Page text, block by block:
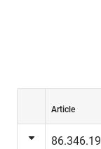
Article
86.346.19